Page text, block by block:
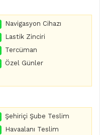
Navigasyon Cihazı
Lastik Zinciri
Tercüman
Özel Günler
Şehiriçi Şube Teslim
Havaalanı Teslim